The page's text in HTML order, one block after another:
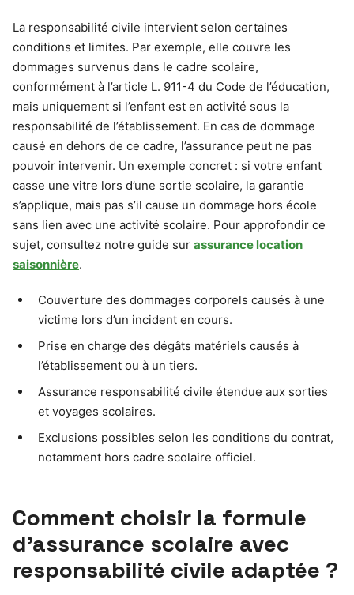
La responsabilité civile intervient selon certaines
conditions et limites. Par exemple, elle couvre les
dommages survenus dans le cadre scolaire,
conformément à l’article L. 911-4 du Code de l’éducation,
mais uniquement si l’enfant est en activité sous la
responsabilité de l’établissement. En cas de dommage
causé en dehors de ce cadre, l’assurance peut ne pas
pouvoir intervenir. Un exemple concret : si votre enfant
casse une vitre lors d’une sortie scolaire, la garantie
s’applique, mais pas s’il cause un dommage hors école
sans lien avec une activité scolaire. Pour approfondir ce
sujet, consultez notre guide sur assurance location
saisonnière.
Couverture des dommages corporels causés à une
victime lors d’un incident en cours.
Prise en charge des dégâts matériels causés à
l’établissement ou à un tiers.
Assurance responsabilité civile étendue aux sorties
et voyages scolaires.
Exclusions possibles selon les conditions du contrat,
notamment hors cadre scolaire officiel.
Comment choisir la formule
d’assurance scolaire avec
responsabilité civile adaptée ?